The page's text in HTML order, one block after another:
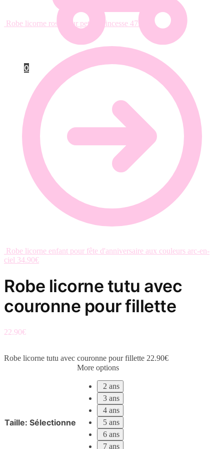
0
Robe licorne rose pour petite princesse 47.90
Robe licorne enfant pour fête d'anniversaire aux couleurs arc-en-
ciel 34.90€
Robe licorne tutu avec
couronne pour fillette
22.90€
Robe licorne tutu avec couronne pour fillette 22.90€
Taille: Sélectionne
More options
2 ans
3 ans
4 ans
5 ans
6 ans
7 ans